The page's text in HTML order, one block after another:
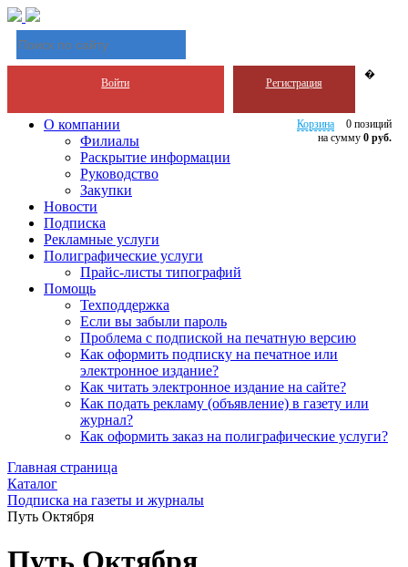
Войти
�
Регистрация
Корзина
0 позиций
на сумму 0 руб.
О компании
Филиалы
Раскрытие информации
Руководство
Закупки
Новости
Подписка
Рекламные услуги
Полиграфические услуги
Прайс-листы типографий
Помощь
Техподдержка
Если вы забыли пароль
Проблема с подпиской на печатную версию
Как оформить подписку на печатное или
электронное издание?
Как читать электронное издание на сайте?
Как подать рекламу (объявление) в газету или
журнал?
Как оформить заказ на полиграфические уcлуги?
Главная страница
Каталог
Подписка на газеты и журналы
Путь Октября